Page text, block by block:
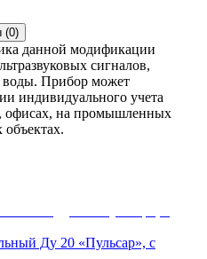
(0)
данной модификации
сигналов,
воды. Прибор может
индивидуального учета
офисах, на промышленных
Ду 20 «Пульсар», с